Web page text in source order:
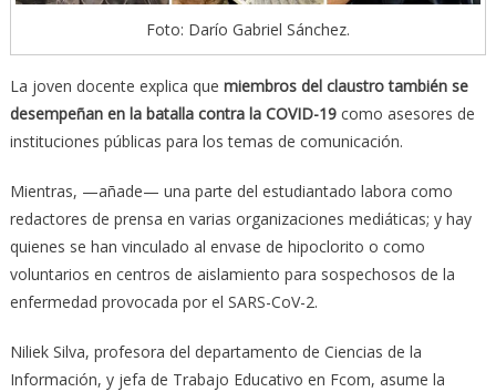
Foto: Darío Gabriel Sánchez.
La joven docente explica que miembros del claustro también se
desempeñan en la batalla contra la COVID-19como asesores de
instituciones públicas para los temas de comunicación.
Mientras, —añade— una parte del estudiantado labora como
redactores de prensa en varias organizaciones mediáticas; y hay
quienes se han vinculado al envase de hipoclorito o como
voluntarios en centros de aislamiento para sospechosos de la
enfermedad provocada por el SARS-CoV-2.
Niliek Silva, profesora del departamento de Ciencias de la
Información, y jefa de Trabajo Educativo en Fcom, asume la